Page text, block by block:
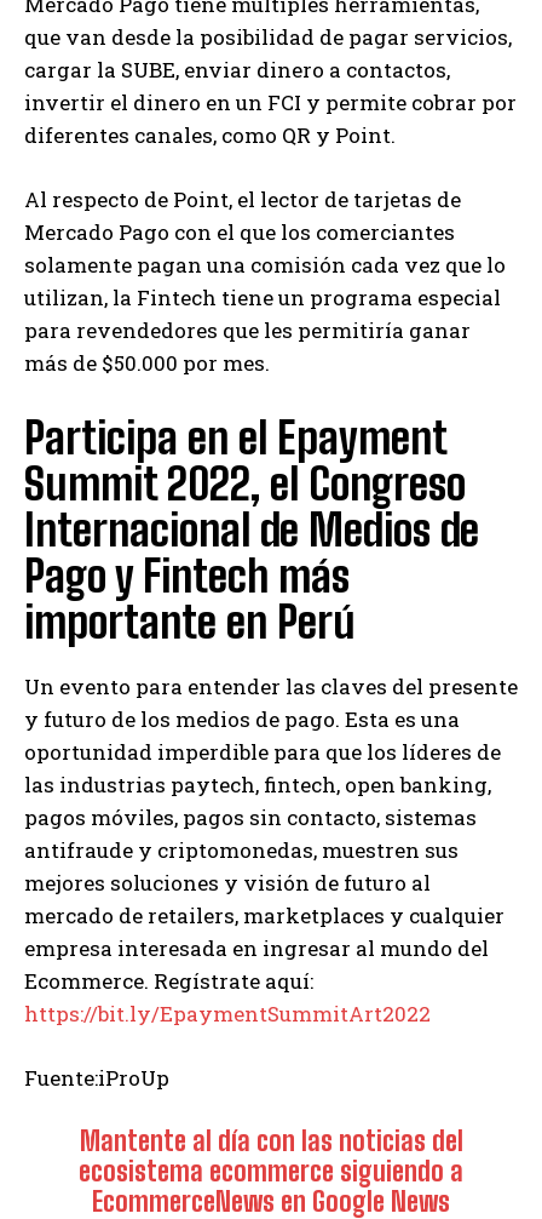
que van desde la posibilidad de pagar servicios,
cargar la SUBE, enviar dinero a contactos,
invertir el dinero en un FCI y permite cobrar por
diferentes canales, como QR y Point.
Al respecto de Point, el lector de tarjetas de
Mercado Pago con el que los comerciantes
solamente pagan una comisión cada vez que lo
utilizan, la Fintech tiene un programa especial
para revendedores que les permitiría ganar
más de $50.000 por mes.
Participa en el Epayment
Summit 2022, el Congreso
Internacional de Medios de
Pago y Fintech más
importante en Perú
Un evento para entender las claves del presente
y futuro de los medios de pago. Esta es una
oportunidad imperdible para que los líderes de
las industrias paytech, fintech, open banking,
pagos móviles, pagos sin contacto, sistemas
antifraude y criptomonedas, muestren sus
mejores soluciones y visión de futuro al
mercado de retailers, marketplaces y cualquier
empresa interesada en ingresar al mundo del
Ecommerce. Regístrate aquí:
https://bit.ly/EpaymentSummitArt2022
Fuente:iProUp
Mantente al día con las noticias del
ecosistema ecommerce siguiendo a
EcommerceNews en Google News